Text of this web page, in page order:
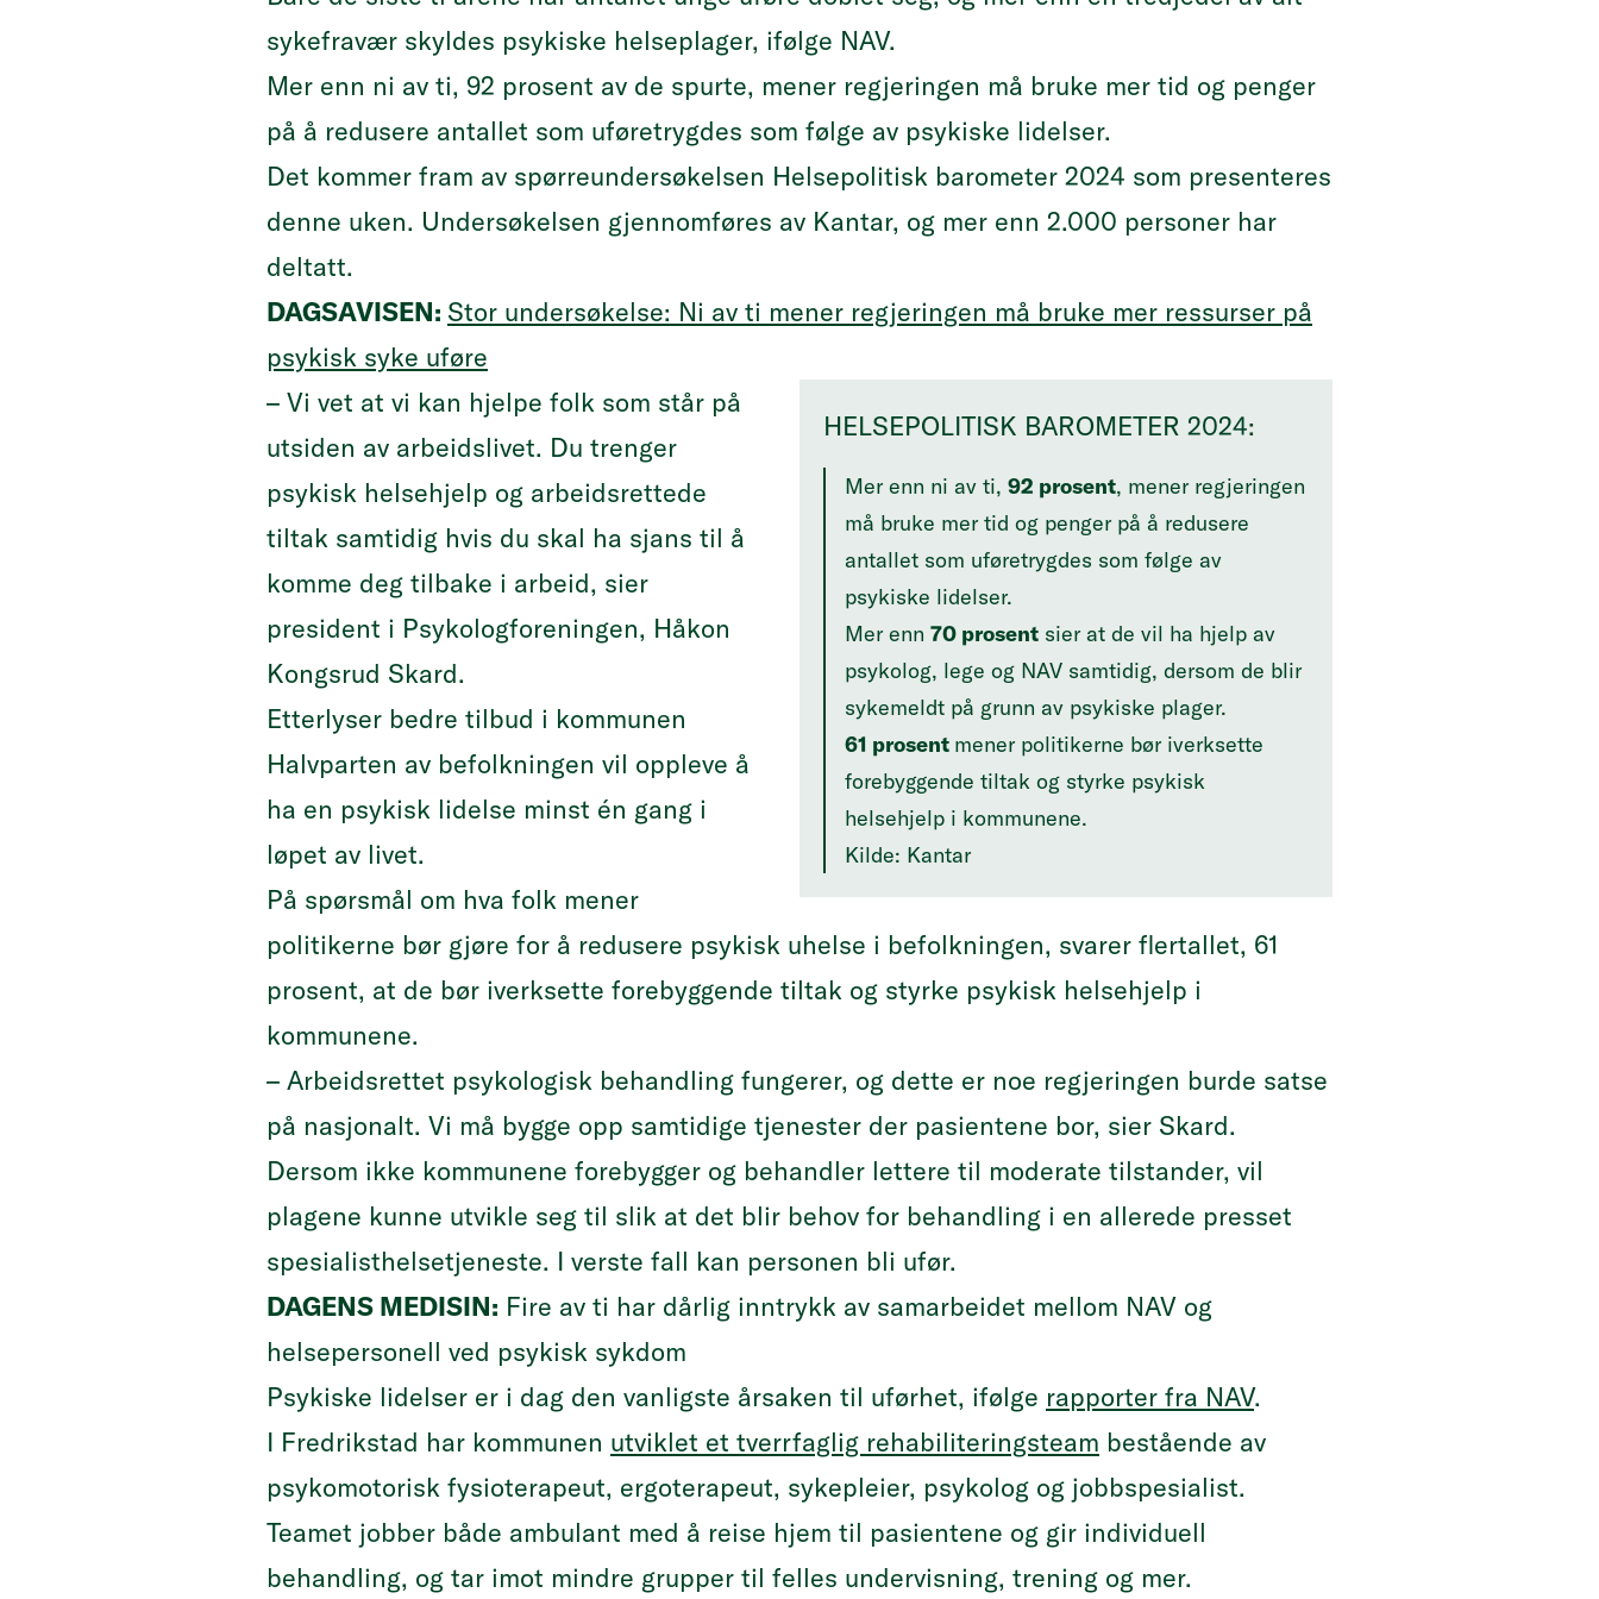
sykefravær skyldes psykiske helseplager, ifølge NAV.
Mer enn ni av ti, 92 prosent av de spurte, mener regjeringen må bruke mer tid og penger
på å redusere antallet som uføretrygdes som følge av psykiske lidelser.
Det kommer fram av spørreundersøkelsen Helsepolitisk barometer 2024 som presenteres
denne uken. Undersøkelsen gjennomføres av Kantar, og mer enn 2.000 personer har
deltatt.
DAGSAVISEN: Stor undersøkelse: Ni av ti mener regjeringen må bruke mer ressurser på
psykisk syke uføre
HELSEPOLITISK BAROMETER 2024:
Mer enn ni av ti, 92 prosent, mener regjeringen
må bruke mer tid og penger på å redusere
antallet som uføretrygdes som følge av
psykiske lidelser.
Mer enn 70 prosent sier at de vil ha hjelp av
psykolog, lege og NAV samtidig, dersom de blir
sykemeldt på grunn av psykiske plager.
61 prosent mener politikerne bør iverksette
forebyggende tiltak og styrke psykisk
helsehjelp i kommunene.
Kilde: Kantar
– Vi vet at vi kan hjelpe folk som står på
utsiden av arbeidslivet. Du trenger
psykisk helsehjelp og arbeidsrettede
tiltak samtidig hvis du skal ha sjans til å
komme deg tilbake i arbeid, sier
president i Psykologforeningen, Håkon
Kongsrud Skard.
Etterlyser bedre tilbud i kommunen
Halvparten av befolkningen vil oppleve å
ha en psykisk lidelse minst én gang i
løpet av livet.
På spørsmål om hva folk mener
politikerne bør gjøre for å redusere psykisk uhelse i befolkningen, svarer flertallet, 61
prosent, at de bør iverksette forebyggende tiltak og styrke psykisk helsehjelp i
kommunene.
– Arbeidsrettet psykologisk behandling fungerer, og dette er noe regjeringen burde satse
på nasjonalt. Vi må bygge opp samtidige tjenester der pasientene bor, sier Skard.
Dersom ikke kommunene forebygger og behandler lettere til moderate tilstander, vil
plagene kunne utvikle seg til slik at det blir behov for behandling i en allerede presset
spesialisthelsetjeneste. I verste fall kan personen bli ufør.
DAGENS MEDISIN: Fire av ti har dårlig inntrykk av samarbeidet mellom NAV og
helsepersonell ved psykisk sykdom
Psykiske lidelser er i dag den vanligste årsaken til uførhet, ifølge rapporter fra NAV.
I Fredrikstad har kommunen utviklet et tverrfaglig rehabiliteringsteam bestående av
psykomotorisk fysioterapeut, ergoterapeut, sykepleier, psykolog og jobbspesialist.
Teamet jobber både ambulant med å reise hjem til pasientene og gir individuell
behandling, og tar imot mindre grupper til felles undervisning, trening og mer.